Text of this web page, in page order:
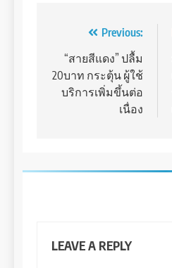
navigation
Previous:
“สายสีแดง” ปลื้ม
20บาท กระตุ้น ผู้ใช้
บริการเพิ่มขึ้นต่อ
เนื่อง
LEAVE A REPLY